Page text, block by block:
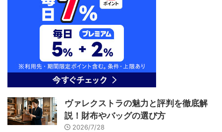
ヴァレクストラの魅力と評判を徹底解
説！財布やバッグの選び方
2026/7/28